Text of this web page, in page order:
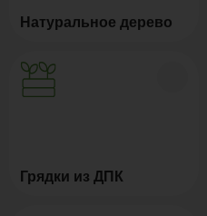
Натуральное дерево
Грядки из ДПК